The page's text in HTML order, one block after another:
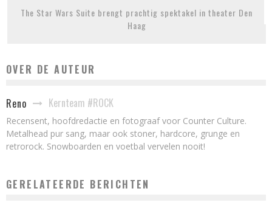
The Star Wars Suite brengt prachtig spektakel in theater Den
Haag
OVER DE AUTEUR
Reno Kernteam #ROCK
Recensent, hoofdredactie en fotograaf voor Counter Culture.
Metalhead pur sang, maar ook stoner, hardcore, grunge en
retrorock. Snowboarden en voetbal vervelen nooit!
GERELATEERDE BERICHTEN